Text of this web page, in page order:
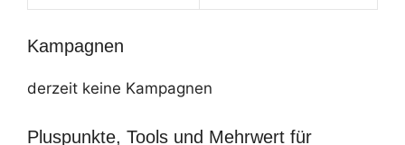
Kampagnen
derzeit keine Kampagnen
Pluspunkte, Tools und Mehrwert für